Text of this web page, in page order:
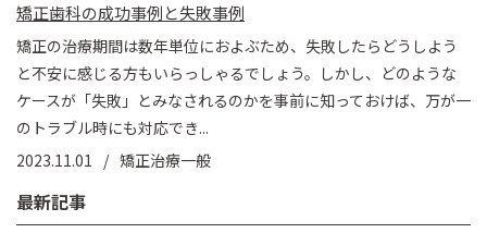
矯正歯科の成功事例と失敗事例
矯正の治療期間は数年単位におよぶため、失敗したらどうしよう
と不安に感じる方もいらっしゃるでしょう。しかし、どのような
ケースが「失敗」とみなされるのかを事前に知っておけば、万が一
のトラブル時にも対応でき...
2023.11.01
矯正治療一般
最新記事